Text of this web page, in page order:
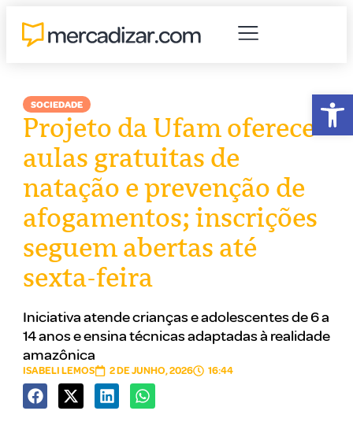
SOCIEDADE
Projeto da Ufam oferece
aulas gratuitas de
natação e prevenção de
afogamentos; inscrições
seguem abertas até
sexta-feira
Iniciativa atende crianças e adolescentes de 6 a
14 anos e ensina técnicas adaptadas à realidade
amazônica
ISABELI LEMOS 2 DE JUNHO, 2026 16:44